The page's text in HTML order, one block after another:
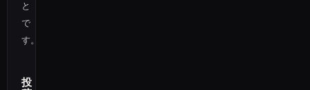
と
で
す。
投